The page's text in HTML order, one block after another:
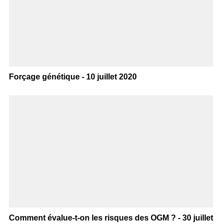
Forçage génétique - 10 juillet 2020
Comment évalue-t-on les risques des OGM ? - 30 juillet